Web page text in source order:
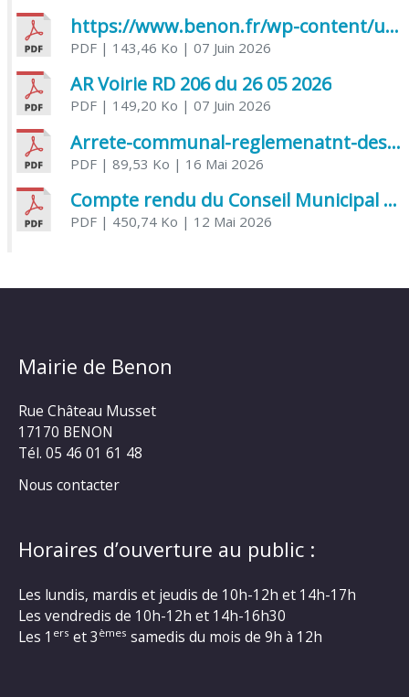
https://www.benon.fr/wp-content/uploads/2026/06/AR-Voirie-Chemin-de-Lafond-du-26-05-2026.pdf
PDF| 143,46 Ko | 07 Juin 2026
AR Voirie RD 206 du 26 05 2026
PDF| 149,20 Ko | 07 Juin 2026
Arrete-communal-reglemenatnt-des-bruits-de-voisinage-et-des-activites-bruyantes
PDF| 89,53 Ko | 16 Mai 2026
Compte rendu du Conseil Municipal du 06 mai 2026
PDF| 450,74 Ko | 12 Mai 2026
Mairie de Benon
Rue Château Musset
17170 BENON
Tél. 05 46 01 61 48
Nous contacter
Horaires d’ouverture au public :
Les lundis, mardis et jeudis de 10h-12h et 14h-17h
Les vendredis de 10h-12h et 14h-16h30
Les 1 ers et 3 èmes samedis du mois de 9h à 12h